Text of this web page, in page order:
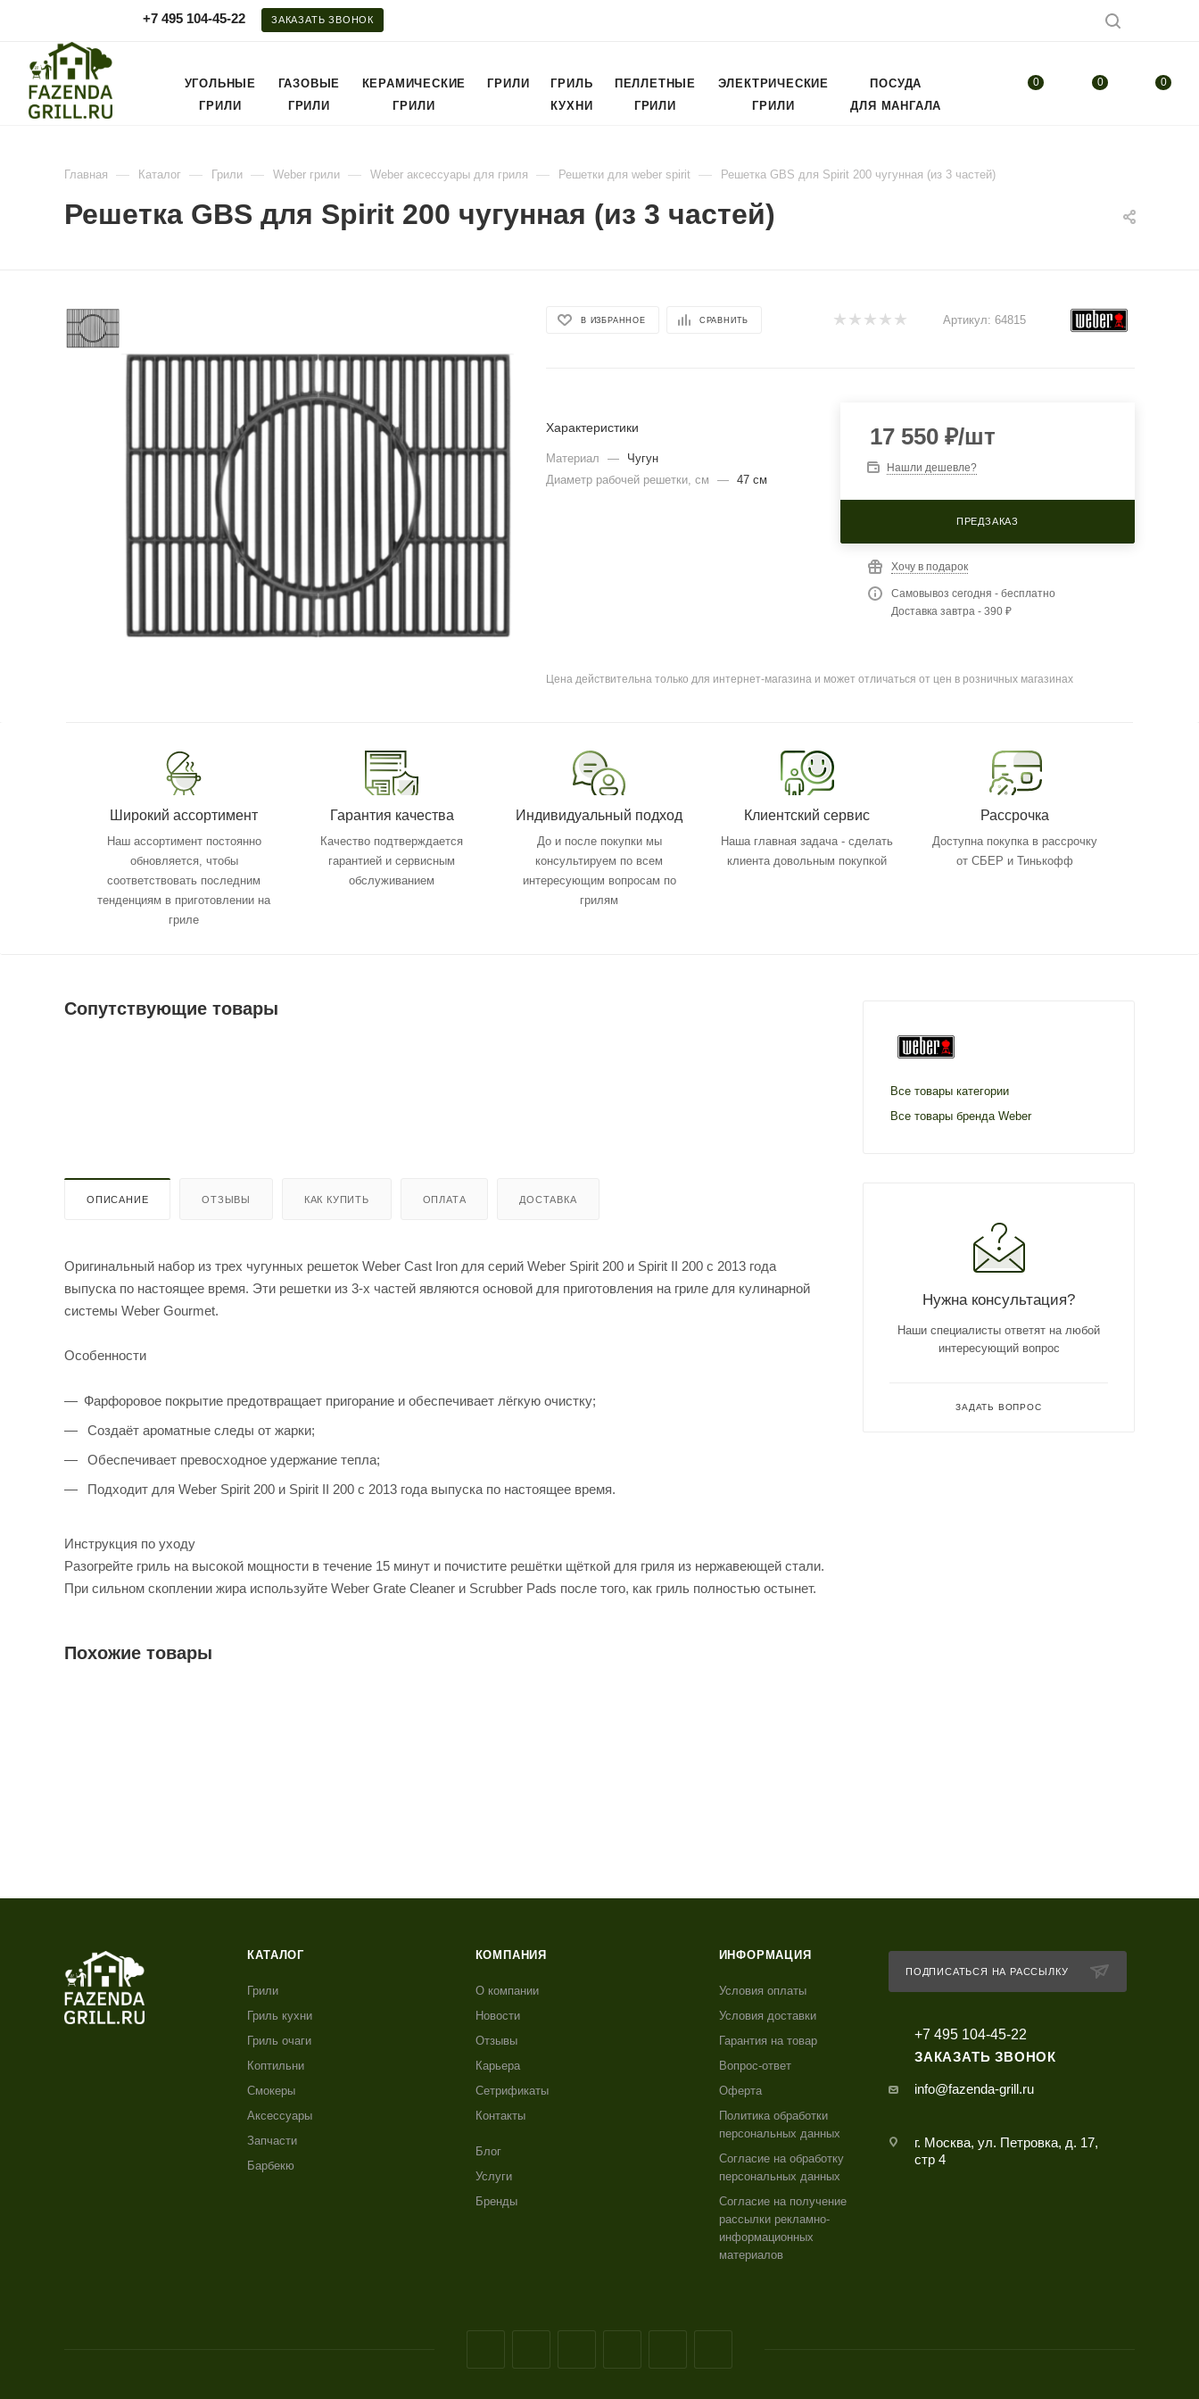
+7 495 104-45-22 ЗАКАЗАТЬ ЗВОНОК
0 0 0
УГОЛЬНЫЕ
ГРИЛИ
ГАЗОВЫЕ
ГРИЛИ
КЕРАМИЧЕСКИЕ
ГРИЛИ
ГРИЛИ
ГРИЛЬ
КУХНИ
ПЕЛЛЕТНЫЕ
ГРИЛИ
ЭЛЕКТРИЧЕСКИЕ
ГРИЛИ
ПОСУДА
ДЛЯ МАНГАЛА
Главная — Каталог — Грили — Weber грили — Weber аксессуары для гриля — Решетки для weber spirit — Решетка GBS для Spirit 200 чугунная (из 3 частей)
Решетка GBS для Spirit 200 чугунная (из 3 частей)
В ИЗБРАННОЕ СРАВНИТЬ Артикул: 64815
Характеристики
Материал —
Чугун
Диаметр рабочей решетки, см
— 47 см
17 550 ₽/шт
Нашли дешевле?
ПРЕДЗАКАЗ
Хочу в подарок
Самовывоз сегодня - бесплатно
Доставка завтра - 390 ₽
Цена действительна только для интернет-магазина и может отличаться от цен в розничных магазинах
Широкий ассортимент
Наш ассортимент постоянно
обновляется, чтобы
соответствовать последним
тенденциям в приготовлении на
гриле
Гарантия качества
Качество подтверждается
гарантией и сервисным
обслуживанием
Индивидуальный подход
До и после покупки мы
консультируем по всем
интересующим вопросам по
грилям
Клиентский сервис
Наша главная задача - сделать
клиента довольным покупкой
Рассрочка
Доступна покупка в рассрочку
от СБЕР и Тинькофф
Сопутствующие товары
ОПИСАНИЕ ОТЗЫВЫ КАК КУПИТЬ ОПЛАТА ДОСТАВКА
Оригинальный набор из трех чугунных решеток Weber Cast Iron для серий Weber Spirit 200 и Spirit II 200 с 2013 года
выпуска по настоящее время. Эти решетки из 3-х частей являются основой для приготовления на гриле для кулинарной
системы Weber Gourmet.
Особенности
Фарфоровое покрытие предотвращает пригорание и обеспечивает лёгкую очистку;
Создаёт ароматные следы от жарки;
Обеспечивает превосходное удержание тепла;
Подходит для Weber Spirit 200 и Spirit II 200 с 2013 года выпуска по настоящее время.
Инструкция по уходу
Разогрейте гриль на высокой мощности в течение 15 минут и почистите решётки щёткой для гриля из нержавеющей стали.
При сильном скоплении жира используйте Weber Grate Cleaner и Scrubber Pads после того, как гриль полностью остынет.
Похожие товары
Все товары категории
Все товары бренда Weber
Нужна консультация?
Наши специалисты ответят на любой
интересующий вопрос
ЗАДАТЬ ВОПРОС
КАТАЛОГ
Грили
Гриль кухни
Гриль очаги
Коптильни
Смокеры
Аксессуары
Запчасти
Барбекю
КОМПАНИЯ
О компании
Новости
Отзывы
Карьера
Сетрификаты
Контакты
Блог
Услуги
Бренды
ИНФОРМАЦИЯ
Условия оплаты
Условия доставки
Гарантия на товар
Вопрос-ответ
Оферта
Политика обработки
персональных данных
Согласие на обработку
персональных данных
Согласие на получение
рассылки рекламно-
информационных
материалов
ПОДПИСАТЬСЯ НА РАССЫЛКУ
+7 495 104-45-22
ЗАКАЗАТЬ ЗВОНОК
info@fazenda-grill.ru
г. Москва, ул. Петровка, д. 17,
стр 4